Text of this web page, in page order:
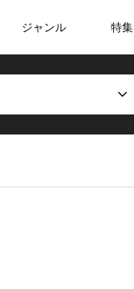
ジャンル 特集